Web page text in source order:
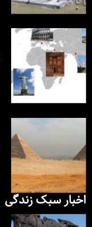
اخبار سبک زندگی